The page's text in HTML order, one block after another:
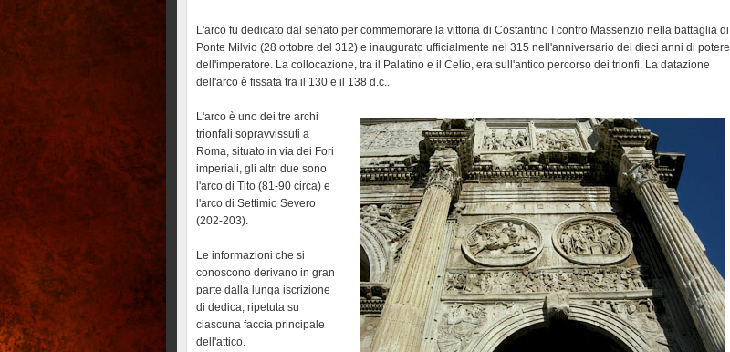
L'arco fu dedicato dal senato per commemorare la vittoria di Costantino I contro Massenzio nella battaglia di
Ponte Milvio (28 ottobre del 312) e inaugurato ufficialmente nel 315 nell'anniversario dei dieci anni di potere
dell'imperatore. La collocazione, tra il Palatino e il Celio, era sull'antico percorso dei trionfi. La datazione
dell'arco è fissata tra il 130 e il 138 d.c..
L'arco è uno dei tre archi
trionfali sopravvissuti a
Roma, situato in via dei Fori
imperiali, gli altri due sono
l'arco di Tito (81-90 circa) e
l'arco di Settimio Severo
(202-203).
Le informazioni che si
conoscono derivano in gran
parte dalla lunga iscrizione
di dedica, ripetuta su
ciascuna faccia principale
dell'attico.